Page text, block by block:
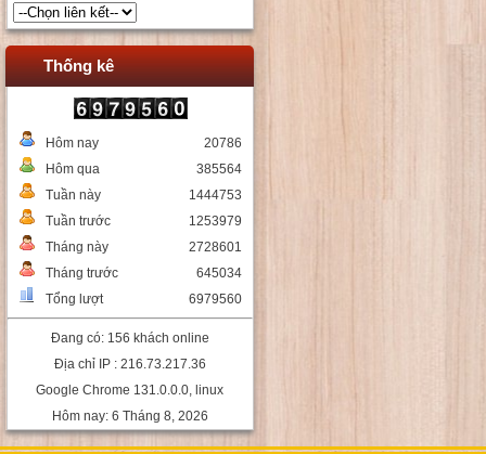
Thống kê
Hôm nay
20786
Hôm qua
385564
Tuần này
1444753
Tuần trước
1253979
Tháng này
2728601
Tháng trước
645034
Tổng lượt
6979560
Đang có: 156 khách online
Địa chỉ IP : 216.73.217.36
Google Chrome 131.0.0.0, linux
Hôm nay: 6 Tháng 8, 2026